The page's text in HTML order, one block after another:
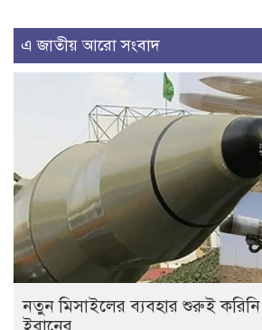
এ জাতীয় আরো সংবাদ
নতুন মিসাইলের ব্যবহার শুরুই